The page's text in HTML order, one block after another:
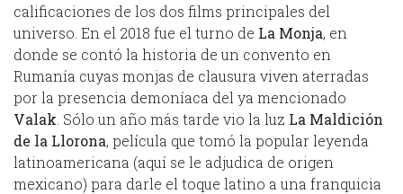
calificaciones de los dos films principales del
universo. En el 2018 fue el turno de La Monja, en
donde se contó la historia de un convento en
Rumanía cuyas monjas de clausura viven aterradas
por la presencia demoníaca del ya mencionado
Valak . Sólo un año más tarde vio la luz La Maldición
de la Llorona, película que tomó la popular leyenda
latinoamericana (aquí se le adjudica de origen
mexicano) para darle el toque latino a una franquicia